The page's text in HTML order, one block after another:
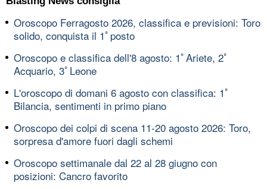
Oroscopo Ferragosto 2026, classifica e previsioni: Toro
solido, conquista il 1ﾟposto
Oroscopo e classifica dell'8 agosto: 1ﾟAriete, 2ﾟ
Acquario, 3ﾟLeone
L'oroscopo di domani 6 agosto con classifica: 1ﾟ
Bilancia, sentimenti in primo piano
Oroscopo dei colpi di scena 11-20 agosto 2026: Toro,
sorpresa d'amore fuori dagli schemi
Oroscopo settimanale dal 22 al 28 giugno con
posizioni: Cancro favorito